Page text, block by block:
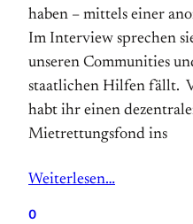
haben – mittels einer
Im Interview sprechen
unseren Communities
staatlichen Hilfen fällt.
habt ihr einen
Mietrettungsfond ins
Weiterlesen…
0